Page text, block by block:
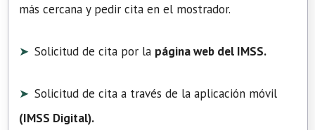
más cercana y pedir cita en el mostrador.
Solicitud de cita por la página web del IMSS.
Solicitud de cita a través de la aplicación móvil
(IMSS Digital).